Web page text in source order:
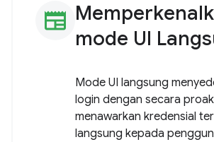
newspaper
mode UI
Mode UI langsung
login dengan secara
menawarkan kredensial
langsung kepada